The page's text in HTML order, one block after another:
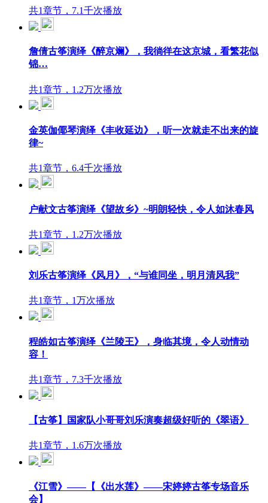
共1章节，7.1千次播放
詹倩古筝演绎《醉京斓》，我徜徉在这京城，看繁花似
锦…
共1章节，1.2万次播放
金英伽倻琴演绎《丰收延边》，听一次就走不出来的旋
律~
共1章节，6.4千次播放
户献文古筝演绎《望故乡》~明朗轻快，令人如沐春风
共1章节，1.2万次播放
刘乐古筝演绎《风月》，“与谁同坐，明月清风我”
共1章节，1万次播放
程皓如古筝演绎《兰陵王》，身临其境，令人动情动
容！
共1章节，7.3千次播放
【古筝】国家队小哥哥刘乐演奏超级好听的《翠语》
共1章节，1.6万次播放
《江雪》——【《出水莲》——宋婷婷古筝专场音乐
会】